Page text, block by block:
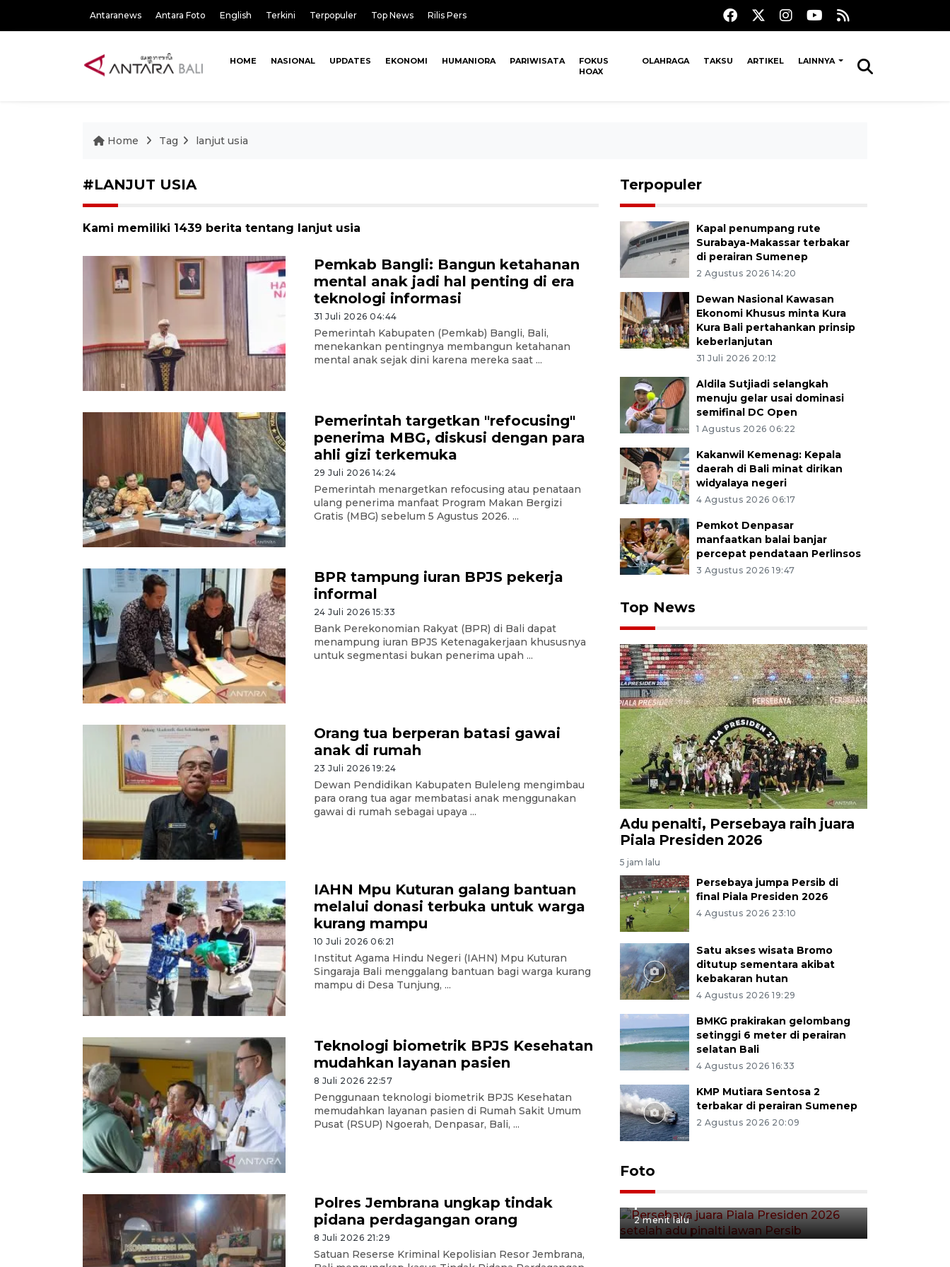
Antaranews Antara Foto English Terkini Terpopuler Top News Rilis Pers
HOME NASIONAL UPDATES EKONOMI HUMANIORA PARIWISATA
FOKUS
HOAX
OLAHRAGA TAKSU ARTIKEL LAINNYA
Home Tag lanjut usia
#LANJUT USIA
Kami memiliki 1439 berita tentang lanjut usia
Pemkab Bangli: Bangun ketahanan
mental anak jadi hal penting di era
teknologi informasi
31 Juli 2026 04:44
Pemerintah Kabupaten (Pemkab) Bangli, Bali,
menekankan pentingnya membangun ketahanan
mental anak sejak dini karena mereka saat ...
Pemerintah targetkan "refocusing"
penerima MBG, diskusi dengan para
ahli gizi terkemuka
29 Juli 2026 14:24
Pemerintah menargetkan refocusing atau penataan
ulang penerima manfaat Program Makan Bergizi
Gratis (MBG) sebelum 5 Agustus 2026. ...
BPR tampung iuran BPJS pekerja
informal
24 Juli 2026 15:33
Bank Perekonomian Rakyat (BPR) di Bali dapat
menampung iuran BPJS Ketenagakerjaan khususnya
untuk segmentasi bukan penerima upah ...
Orang tua berperan batasi gawai
anak di rumah
23 Juli 2026 19:24
Dewan Pendidikan Kabupaten Buleleng mengimbau
para orang tua agar membatasi anak menggunakan
gawai di rumah sebagai upaya ...
IAHN Mpu Kuturan galang bantuan
melalui donasi terbuka untuk warga
kurang mampu
10 Juli 2026 06:21
Institut Agama Hindu Negeri (IAHN) Mpu Kuturan
Singaraja Bali menggalang bantuan bagi warga kurang
mampu di Desa Tunjung, ...
Teknologi biometrik BPJS Kesehatan
mudahkan layanan pasien
8 Juli 2026 22:57
Penggunaan teknologi biometrik BPJS Kesehatan
memudahkan layanan pasien di Rumah Sakit Umum
Pusat (RSUP) Ngoerah, Denpasar, Bali, ...
Polres Jembrana ungkap tindak
pidana perdagangan orang
8 Juli 2026 21:29
Satuan Reserse Kriminal Kepolisian Resor Jembrana,
Terpopuler
Kapal penumpang rute
Surabaya-Makassar terbakar
di perairan Sumenep
2 Agustus 2026 14:20
Dewan Nasional Kawasan
Ekonomi Khusus minta Kura
Kura Bali pertahankan prinsip
keberlanjutan
31 Juli 2026 20:12
Aldila Sutjiadi selangkah
menuju gelar usai dominasi
semifinal DC Open
1 Agustus 2026 06:22
Kakanwil Kemenag: Kepala
daerah di Bali minat dirikan
widyalaya negeri
4 Agustus 2026 06:17
Pemkot Denpasar
manfaatkan balai banjar
percepat pendataan Perlinsos
3 Agustus 2026 19:47
Top News
Adu penalti, Persebaya raih juara
Piala Presiden 2026
5 jam lalu
Persebaya jumpa Persib di
final Piala Presiden 2026
4 Agustus 2026 23:10
Satu akses wisata Bromo
ditutup sementara akibat
kebakaran hutan
4 Agustus 2026 19:29
BMKG prakirakan gelombang
setinggi 6 meter di perairan
selatan Bali
4 Agustus 2026 16:33
KMP Mutiara Sentosa 2
terbakar di perairan Sumenep
2 Agustus 2026 20:09
Foto
Persebaya juara Piala
Presiden 2026 setelah adu
2 menit lalu